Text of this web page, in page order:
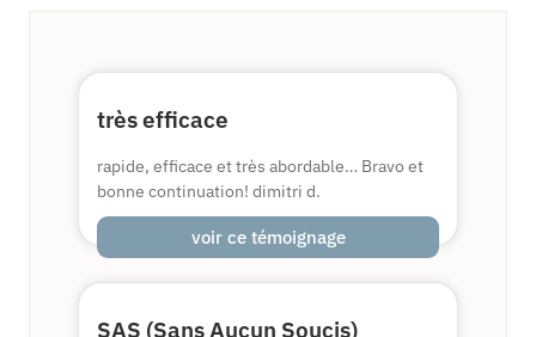
très efficace
rapide, efficace et très abordable… Bravo et
bonne continuation! dimitri d.
voir ce témoignage
SAS (Sans Aucun Soucis)